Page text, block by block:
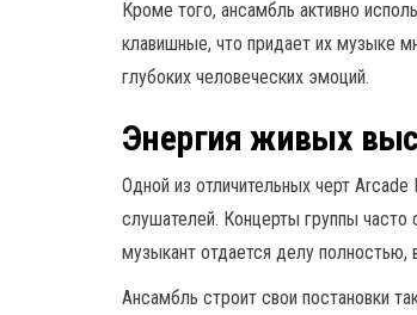
Кроме того, ансамбль активно
клавишные, что придает их музыке
глубоких человеческих эмоций.
Энергия живых
Одной из отличительных черт Arcade
слушателей. Концерты группы
музыкант отдается делу полностью,
Ансамбль строит свои постановки